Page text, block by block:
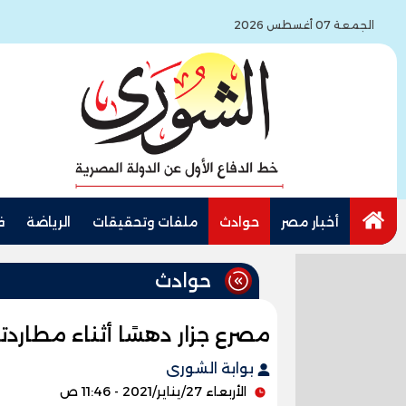
الجمعة 07 أغسطس 2026
أخبار مصر حوادث ملفات وتحقيقات الرياضة
حوادث
مصرع جزار دهسًا أثناء
بوابة الشورى
الأربعاء 27/يناير/2021 - 11:46 ص